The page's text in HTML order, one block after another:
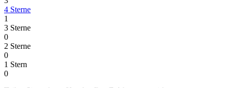
4 Sterne
1
3 Sterne
0
2 Sterne
0
1 Stern
0